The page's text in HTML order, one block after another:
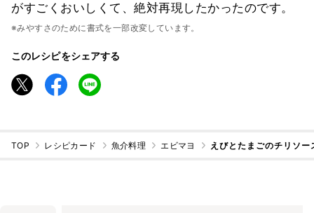
がすごくおいしくて、絶対再現したかったのです。
※みやすさのために書式を一部改変しています。
このレシピをシェアする
TOP レシピカード 魚介料理 エビマヨ えびとたまごのチリソー